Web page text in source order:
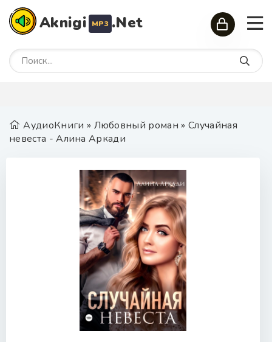
Aknigi MP3 .Net
АудиоКниги » Любовный роман » Случайная
невеста - Алина Аркади